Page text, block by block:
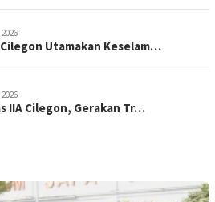
Cilegon Utamakan Keselam…
IIA Cilegon, Gerakan Tr…